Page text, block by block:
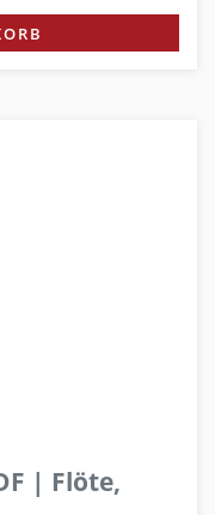
| Flöte,